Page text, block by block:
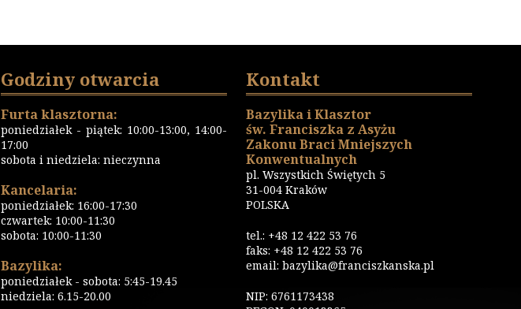
Godziny otwarcia
Furta klasztorna:
poniedziałek - piątek: 10:00-13:00, 14:00-
17:00
sobota i niedziela: nieczynna
Kancelaria:
poniedziałek: 16:00-17:30
czwartek: 10:00-11:30
sobota: 10:00-11:30
Bazylika:
poniedziałek - sobota: 5:45-19.45
niedziela: 6.15-20.00
Kontakt
Bazylika i Klasztor
św. Franciszka z Asyżu
Zakonu Braci Mniejszych
Konwentualnych
pl. Wszystkich Świętych 5
31-004 Kraków
POLSKA
tel.: +48 12 422 53 76
faks: +48 12 422 53 76
email: bazylika@franciszkanska.pl
NIP: 6761173438